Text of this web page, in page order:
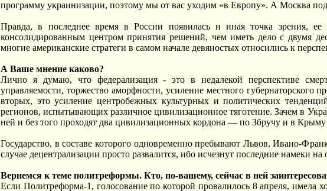
программу украинизации, поэтому мы от вас уходим «в Европу». А Москва
Правда, в последнее время в России появилась и иная точка зрения,
консолидированным центром принятия решений, чем иметь дело с двумя
многие американские стратеги в самом начале девяностых относились к
А Ваше мнение каково?
Лично я думаю, что федерализация - это в недалекой перспективе
управляемости, торжество аморфности, усиление местного губернаторского
вторых, это усиление центробежных культурных и политических
регионов, испытывающих различное цивилизационное тяготение. Зачем в
ней и без того проходят два цивилизационных кордона — по Збручу и в
Государство, в составе которого одновременно пребывают Львов, Ивано-
случае децентрализации просто развалится, ибо исчезнут последние намеки
Вернемся к теме политреформы. Кто, по-вашему, сейчас в ней
Если Политреформа-1, голосование по которой провалилось 8 апреля, имела